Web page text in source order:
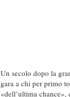
Un secolo dopo la
gara a chi per primo
«dell’ultima